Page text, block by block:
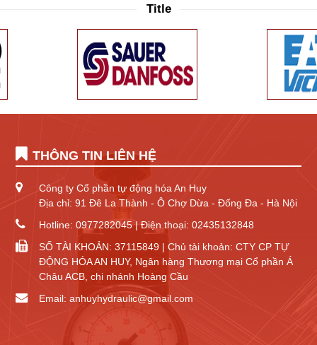
Title
THÔNG TIN LIÊN HỆ
Công ty Cổ phần tự động hóa An Huy
Địa chỉ: 91 Đê La Thành - Ô Chợ Dừa - Đống Đa - Hà Nội
Hotline: 0977282045 | Điện thoại: 02435132848
SỐ TÀI KHOẢN: 37115849 | Chủ tài khoản: CTY CP TỰ
ĐỘNG HÓA AN HUY, Ngân hàng Thương mại Cổ phần Á
Châu ACB, chi nhánh Hoàng Cầu
Email: anhuyhydraulic@gmail.com